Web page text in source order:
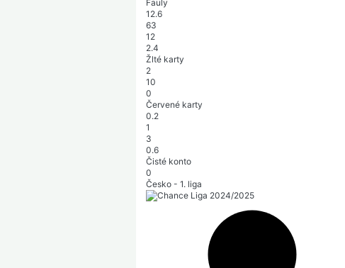
Fauly
12.6
63
12
2.4
Žlté karty
2
10
0
Červené karty
0.2
1
3
0.6
Čisté konto
0
Česko - 1. liga